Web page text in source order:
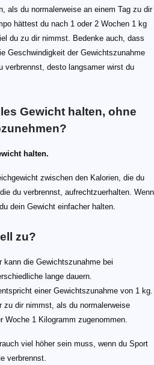
als du normalerweise an einem Tag zu dir
hättest du nach 1 oder 2 Wochen 1 kg
du zu dir nimmst. Bedenke auch, dass
Geschwindigkeit der Gewichtszunahme
verbrennst, desto langsamer wirst du
Gewicht halten, ohne
halten.
zwischen den Kalorien, die du
du verbrennst, aufrechtzuerhalten. Wenn
dein Gewicht einfacher halten.
zu?
kann die Gewichtszunahme bei
lange dauern.
einer Gewichtszunahme von 1 kg.
zu dir nimmst, als du normalerweise
Woche 1 Kilogramm zugenommen.
viel höher sein muss, wenn du Sport
verbrennst.